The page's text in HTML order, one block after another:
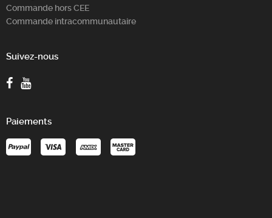
Commande hors CEE
Commande intracommunautaire
Suivez-nous
Paiements